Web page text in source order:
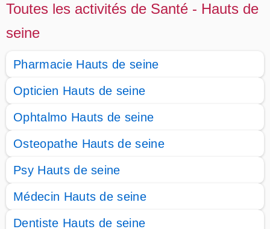
Toutes les activités de Santé - Hauts de
seine
Pharmacie Hauts de seine
Opticien Hauts de seine
Ophtalmo Hauts de seine
Osteopathe Hauts de seine
Psy Hauts de seine
Médecin Hauts de seine
Dentiste Hauts de seine